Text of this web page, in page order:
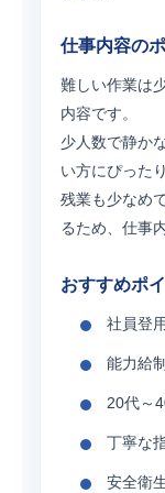
仕事内容の
難しい作業は
内容です。
少人数で静か
い方にぴったり
残業も少なめ
るため、仕事
おすすめポ
社員登
能力給
20代～
丁寧な
安全衛